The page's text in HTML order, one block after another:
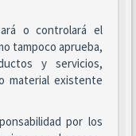
o controlará el
tampoco aprueba,
y servicios,
material existente
por los